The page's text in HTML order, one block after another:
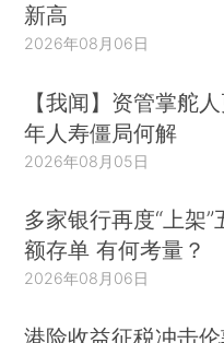
新高
2026年08月06日
【我闻】资管掌舵
年人寿僵局何解
2026年08月05日
多家银行再度“上架”
额存单 有何考量？
2026年08月06日
港险收益征税冲击